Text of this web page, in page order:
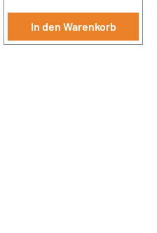
1987BM 441.161 / MB trac
1000 Bj. 1982 -
In den Warenkorb